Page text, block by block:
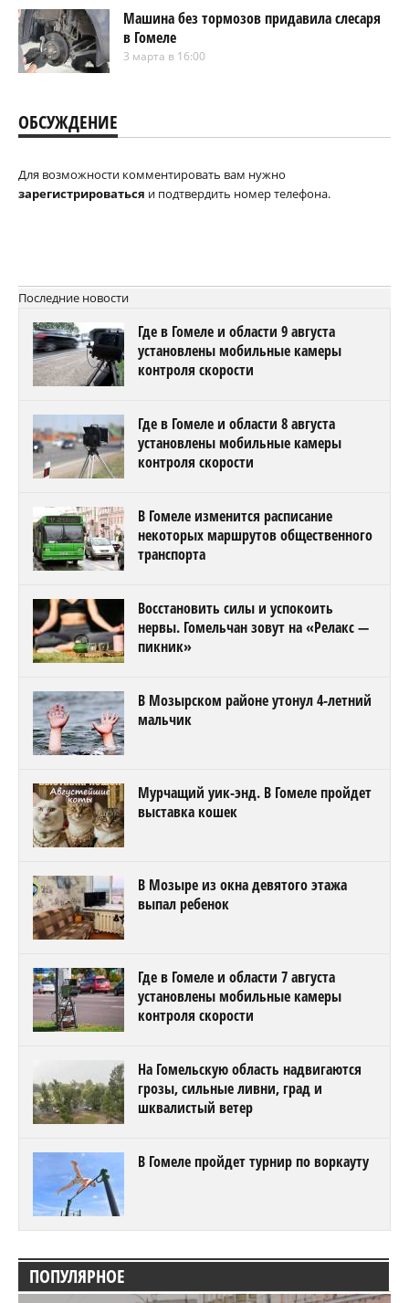
Машина без тормозов придавила слесаря
в Гомеле
3 марта в 16:00
ОБСУЖДЕНИЕ
Для возможности комментировать вам нужно
зарегистрироваться и подтвердить номер телефона.
Последние новости
Где в Гомеле и области 9 августа
установлены мобильные камеры
контроля скорости
Где в Гомеле и области 8 августа
установлены мобильные камеры
контроля скорости
В Гомеле изменится расписание
некоторых маршрутов общественного
транспорта
Восстановить силы и успокоить
нервы. Гомельчан зовут на «Релакс —
пикник»
В Мозырском районе утонул 4-летний
мальчик
Мурчащий уик-энд. В Гомеле пройдет
выставка кошек
В Мозыре из окна девятого этажа
выпал ребенок
Где в Гомеле и области 7 августа
установлены мобильные камеры
контроля скорости
На Гомельскую область надвигаются
грозы, сильные ливни, град и
шквалистый ветер
В Гомеле пройдет турнир по воркауту
ПОПУЛЯРНОЕ